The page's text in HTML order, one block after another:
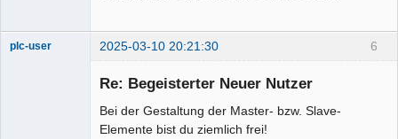
6
plc-user 2025-03-10 20:21:30
Re: Begeisterter Neuer Nutzer
Bei der Gestaltung der Master- bzw. Slave-
Elemente bist du ziemlich frei!